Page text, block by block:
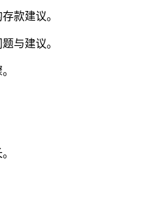
款建议。
与建议。